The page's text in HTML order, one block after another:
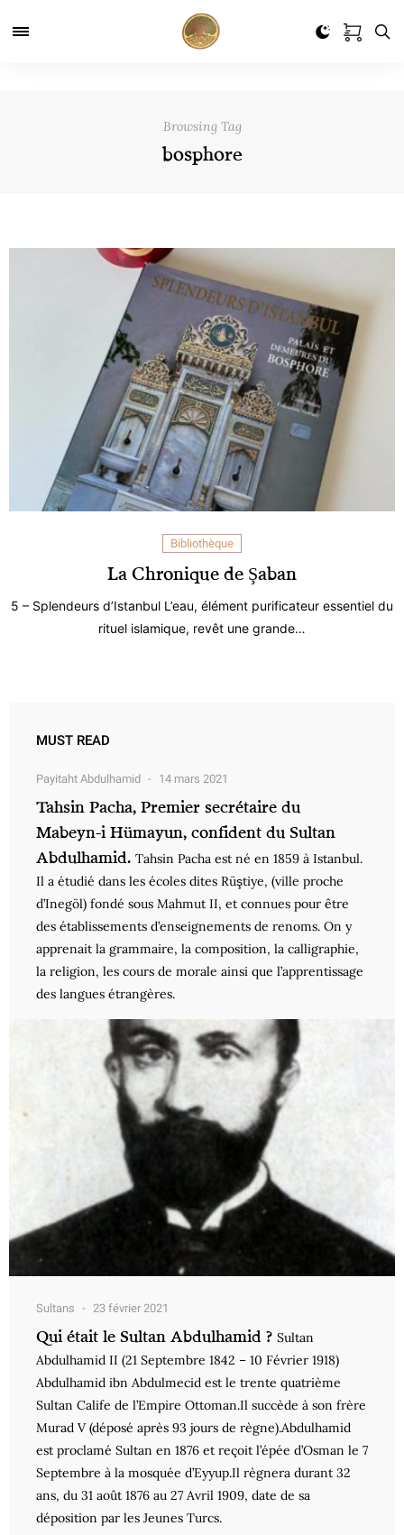
Browsing Tag
bosphore
Bibliothèque
La Chronique de Şaban
5 – Splendeurs d’Istanbul L’eau, élément purificateur essentiel du
rituel islamique, revêt une grande…
MUST READ
Payitaht Abdulhamid 14 mars 2021
Tahsin Pacha, Premier secrétaire du
Mabeyn-i Hümayun, confident du Sultan
Abdulhamid. Tahsin Pacha est né en 1859 à Istanbul.
Il a étudié dans les écoles dites Rüştiye, (ville proche
d’Inegöl) fondé sous Mahmut II, et connues pour être
des établissements d’enseignements de renoms. On y
apprenait la grammaire, la composition, la calligraphie,
la religion, les cours de morale ainsi que l’apprentissage
des langues étrangères.
Sultans 23 février 2021
Qui était le Sultan Abdulhamid ? Sultan
Abdulhamid II (21 Septembre 1842 – 10 Février 1918)
Abdulhamid ibn Abdulmecid est le trente quatrième
Sultan Calife de l’Empire Ottoman.Il succède à son frère
Murad V (déposé après 93 jours de règne).Abdulhamid
est proclamé Sultan en 1876 et reçoit l’épée d’Osman le 7
Septembre à la mosquée d’Eyyup.Il règnera durant 32
ans, du 31 août 1876 au 27 Avril 1909, date de sa
déposition par les Jeunes Turcs.